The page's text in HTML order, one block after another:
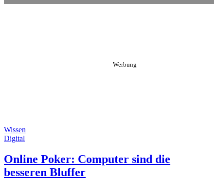
Wissen
Digital
Online Poker: Computer sind die
besseren Bluffer